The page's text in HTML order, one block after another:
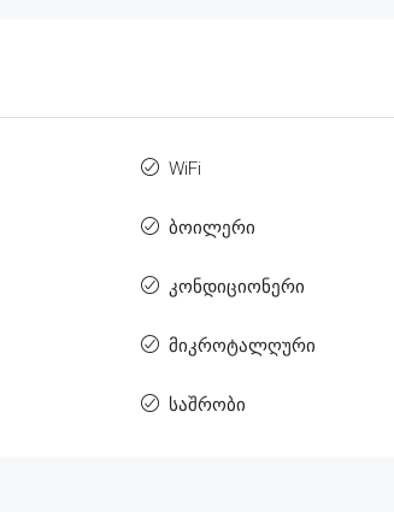
WiFi
ბოილერი
კონდიციონერი
მიკროტალღური
საშრობი